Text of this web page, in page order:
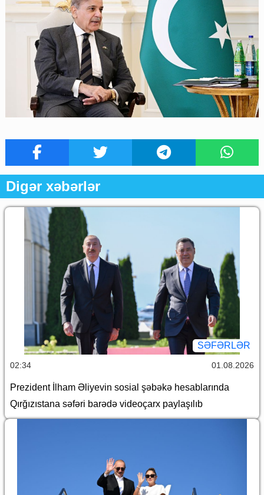
Digər xəbərlər
SƏFƏRLƏR
02:34 01.08.2026
Prezident İlham Əliyevin sosial şəbəkə hesablarında
Qırğızıstana səfəri barədə videoçarx paylaşılıb